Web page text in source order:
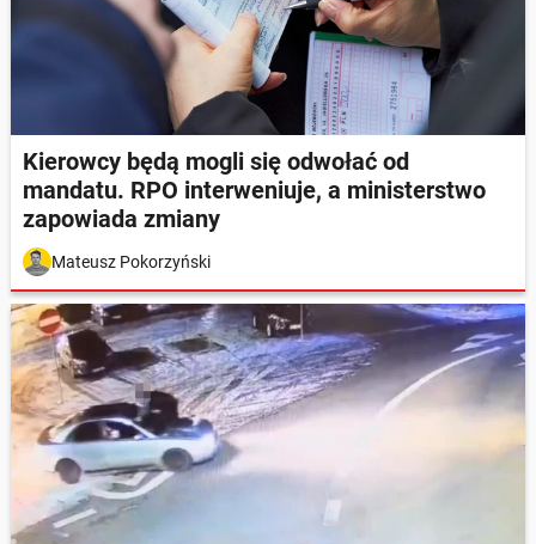
Kierowcy będą mogli się odwołać od
mandatu. RPO interweniuje, a ministerstwo
zapowiada zmiany
Mateusz Pokorzyński